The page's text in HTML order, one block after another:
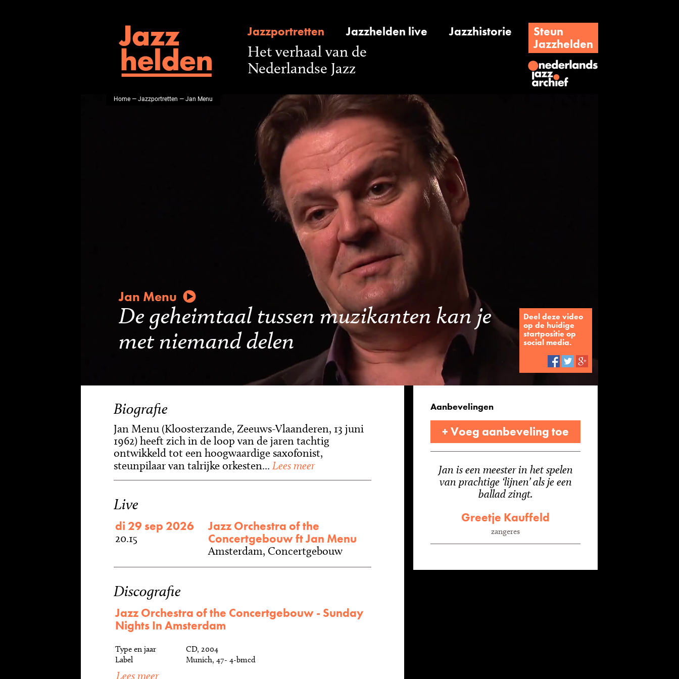
Jazzportretten Jazzhelden live Jazzhistorie
Steun
Jazzhelden
Het verhaal van de
Nederlandse Jazz
Home—Jazzportretten — Jan Menu
Jan Menu
De geheimtaal tussen muzikanten kan je
met niemand delen
Deel deze video
op de huidige
startpositie op
social media.
Biografie
Jan Menu (Kloosterzande, Zeeuws-Vlaanderen, 13 juni
1962) heeft zich in de loop van de jaren tachtig
ontwikkeld tot een hoogwaardige saxofonist,
steunpilaar van talrijke orkesten... Lees meer
Live
di 29 sep 2026
20.15
Jazz Orchestra of the
Concertgebouw ft Jan Menu
Amsterdam, Concertgebouw
Discografie
Jazz Orchestra of the Concertgebouw - Sunday
Nights In Amsterdam
Type en jaar
CD, 2004
Label
Munich, 47- 4-bmcd
Lees meer
Aanbevelingen
+ Voeg aanbeveling toe
Jan is een meester in het spelen
van prachtige ‘lijnen’ als je een
ballad zingt.
Greetje Kauffeld
zangeres